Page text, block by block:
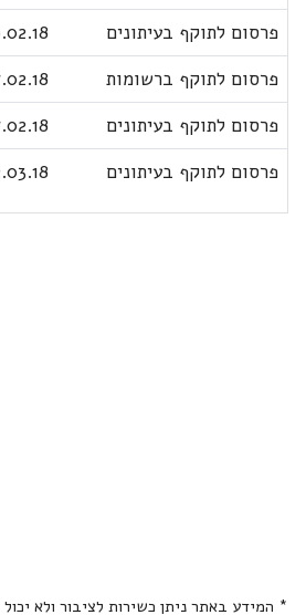
פרסום לתוקף בעיתונים
פרסום לתוקף ברשומות
פרסום לתוקף בעיתונים
פרסום לתוקף בעיתונים
* המידע באתר ניתן כשירות לציבור ולא